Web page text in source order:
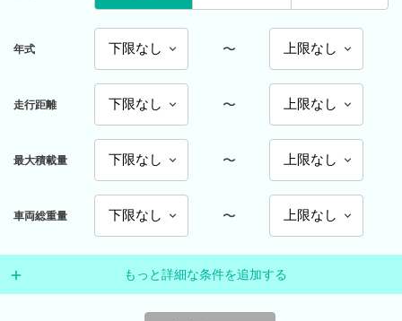
年式 〜
走行距離 〜
最大積載量 〜
車両総重量 〜
もっと詳細な条件を追加する